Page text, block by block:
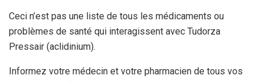
Ceci n’est pas une liste de tous les médicaments ou
problèmes de santé qui interagissent avec Tudorza
Pressair (aclidinium).
Informez votre médecin et votre pharmacien de tous vos